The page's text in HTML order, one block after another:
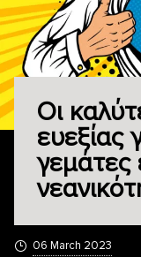
Οι
ευεξίας
γεμάτες
06 March 2023